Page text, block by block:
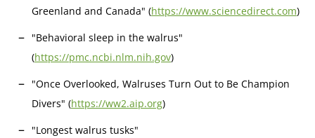
Greenland and Canada" (https://www.sciencedirect.com)
"Behavioral sleep in the walrus"
(https://pmc.ncbi.nlm.nih.gov)
"Once Overlooked, Walruses Turn Out to Be Champion
Divers" (https://ww2.aip.org)
"Longest walrus tusks"